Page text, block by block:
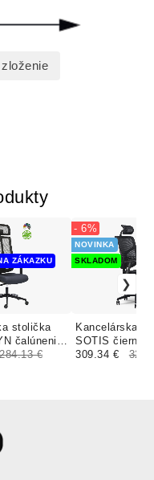
stolička
čalúnenie
ZÁKAZKU
284.13 €
Kancelárska
SOTIS čierna
NOVINKA
SKLADOM
- 6%
309.34 €